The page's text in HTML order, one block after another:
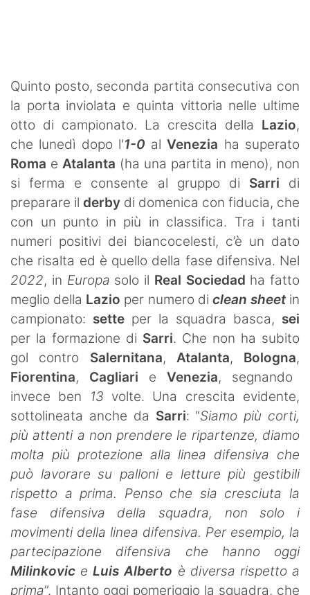
Quinto posto, seconda partita consecutiva con
la porta inviolata e quinta vittoria nelle ultime
otto di campionato. La crescita della Lazio,
che lunedì dopo l'1-0 alVenezia ha superato
Roma e Atalanta (ha una partita in meno), non
si ferma e consente al gruppo di Sarri di
preparare il derby di domenica con fiducia, che
con un punto in più in classifica. Tra i tanti
numeri positivi dei biancocelesti, c’è un dato
che risalta ed è quello della fase difensiva. Nel
2022, in Europa solo il Real Sociedad ha fatto
meglio della Lazio per numero di clean sheetin
campionato: sette per la squadra basca, sei
per la formazione di Sarri. Che non ha subito
gol contro Salernitana, Atalanta, Bologna,
Fiorentina, Cagliari e Venezia, segnando
invece ben
13 volte. Una crescita evidente,
sottolineata anche da Sarri: “Siamo più corti,
più attenti a non prendere le ripartenze, diamo
molta più protezione alla linea difensiva che
può lavorare su palloni e letture più gestibili
rispetto a prima. Penso che sia cresciuta la
fase difensiva della squadra, non solo i
movimenti della linea difensiva. Per esempio, la
partecipazione difensiva che hanno oggi
Milinkovic eLuis Alberto è diversa rispetto a
prima”. Intanto oggi pomeriggio la squadra, che